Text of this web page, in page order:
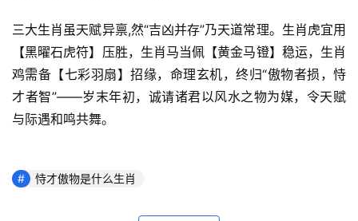
三大生肖虽天赋异禀,然“吉凶并存”乃天道常理。生肖虎宜用
【黑曜石虎符】压胜，生肖马当佩【黄金马镫】稳运，生肖
鸡需备【七彩羽扇】招缘，命理玄机，终归“傲物者损，恃
才者智”——岁末年初，诚请诸君以风水之物为媒，令天赋
与际遇和鸣共舞。
恃才傲物是什么生肖